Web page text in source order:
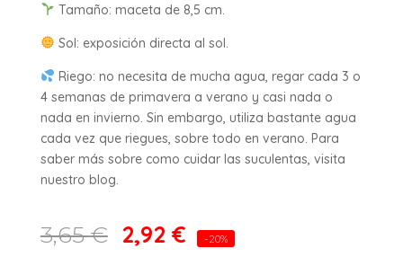
Tamaño: maceta de 8,5 cm.
Sol: exposición directa al sol.
Riego: no necesita de mucha agua, regar cada 3 o
4 semanas de primavera a verano y casi nada o
nada en invierno. Sin embargo, utiliza bastante agua
cada vez que riegues, sobre todo en verano. Para
saber más sobre como cuidar las suculentas, visita
nuestro blog.
3,65€ 2,92 € -20%